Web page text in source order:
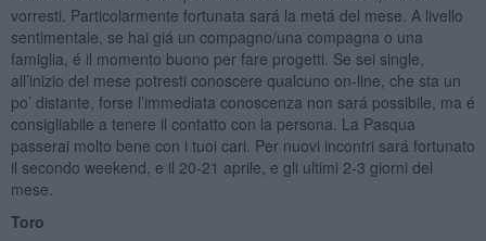
vorresti. Particolarmente fortunata sará la metá del mese. A livello
sentimentale, se hai giá un compagno/una compagna o una
famiglia, é il momento buono per fare progetti. Se sei single,
all’inizio del mese potresti conoscere qualcuno on-line, che sta un
po’ distante, forse l’immediata conoscenza non sará possibile, ma é
consigliabile a tenere il contatto con la persona. La Pasqua
passerai molto bene con i tuoi cari. Per nuovi incontri sará fortunato
il secondo weekend, e il 20-21 aprile, e gli ultimi 2-3 giorni del
mese.
Toro